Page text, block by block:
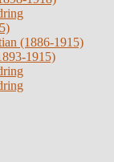
(1886-1915)
1915)